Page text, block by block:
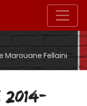
Marouane Fellaini
2014-